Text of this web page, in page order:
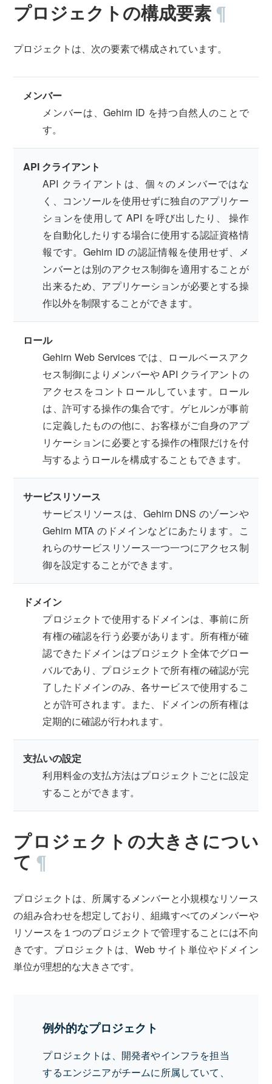
プロジェクトの構成要素¶
プロジェクトは、次の要素で構成されています。
メンバー
メンバーは、Gehirn ID を持つ自然人のことで
す。
API クライアント
API クライアントは、個々のメンバーではな
く、コンソールを使用せずに独自のアプリケー
ションを使用して API を呼び出したり、 操作
を自動化したりする場合に使用する認証資格情
報です。Gehirn ID の認証情報を使用せず、メ
ンバーとは別のアクセス制御を適用することが
出来るため、アプリケーションが必要とする操
作以外を制限することができます。
ロール
Gehirn Web Services では、ロールベースアク
セス制御によりメンバーや API クライアントの
アクセスをコントロールしています。ロール
は、許可する操作の集合です。ゲヒルンが事前
に定義したものの他に、お客様がご自身のアプ
リケーションに必要とする操作の権限だけを付
与するようロールを構成することもできます。
サービスリソース
サービスリソースは、Gehirn DNS のゾーンや
Gehirn MTA のドメインなどにあたります。こ
れらのサービスリソース一つ一つにアクセス制
御を設定することができます。
ドメイン
プロジェクトで使用するドメインは、事前に所
有権の確認を行う必要があります。所有権が確
認できたドメインはプロジェクト全体でグロー
バルであり、プロジェクトで所有権の確認が完
了したドメインのみ、各サービスで使用するこ
とが許可されます。また、ドメインの所有権は
定期的に確認が行われます。
支払いの設定
利用料金の支払方法はプロジェクトごとに設定
することができます。
プロジェクトの大きさについ
て¶
プロジェクトは、所属するメンバーと小規模なリソース
の組み合わせを想定しており、組織すべてのメンバーや
リソースを１つのプロジェクトで管理することには不向
きです。プロジェクトは、Web サイト単位やドメイン
単位が理想的な大きさです。
例外的なプロジェクト
プロジェクトは、開発者やインフラを担当
するエンジニアがチームに所属していて、